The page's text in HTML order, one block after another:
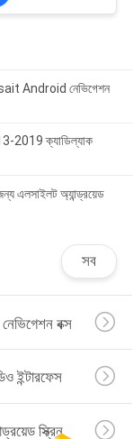
Android নেভিগেশন
2019 ক্যাডিল্যাক
এলসাইলট অ্যান্ড্রয়েড
সব
বক্স
ইন্টারফেস
স্ক্রিন